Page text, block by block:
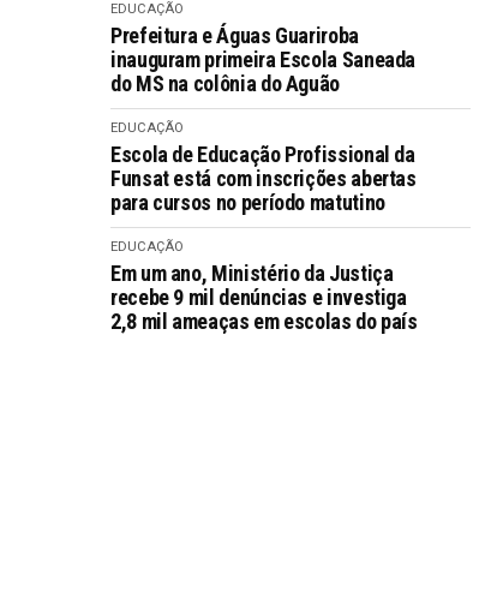
EDUCAÇÃO
Prefeitura e Águas Guariroba
inauguram primeira Escola Saneada
do MS na colônia do Aguão
EDUCAÇÃO
Escola de Educação Profissional da
Funsat está com inscrições abertas
para cursos no período matutino
EDUCAÇÃO
Em um ano, Ministério da Justiça
recebe 9 mil denúncias e investiga
2,8 mil ameaças em escolas do país